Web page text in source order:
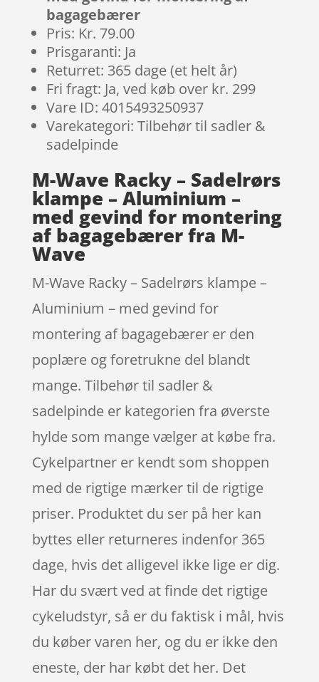
bagagebærer
Pris: Kr. 79.00
Prisgaranti: Ja
Returret: 365 dage (et helt år)
Fri fragt: Ja, ved køb over kr. 299
Vare ID: 4015493250937
Varekategori: Tilbehør til sadler &
sadelpinde
M-Wave Racky – Sadelrørs
klampe – Aluminium –
med gevind for montering
af bagagebærer fra M-
Wave
M-Wave Racky – Sadelrørs klampe –
Aluminium – med gevind for
montering af bagagebærer er den
poplære og foretrukne del blandt
mange. Tilbehør til sadler &
sadelpinde er kategorien fra øverste
hylde som mange vælger at købe fra.
Cykelpartner er kendt som shoppen
med de rigtige mærker til de rigtige
priser. Produktet du ser på her kan
byttes eller returneres indenfor 365
dage, hvis det alligevel ikke lige er dig.
Har du svært ved at finde det rigtige
cykeludstyr, så er du faktisk i mål, hvis
du køber varen her, og du er ikke den
eneste, der har købt det her. Det